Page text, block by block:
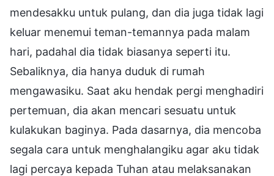
mendesakku untuk pulang, dan dia juga tidak lagi
keluar menemui teman-temannya pada malam
hari, padahal dia tidak biasanya seperti itu.
Sebaliknya, dia hanya duduk di rumah
mengawasiku. Saat aku hendak pergi menghadiri
pertemuan, dia akan mencari sesuatu untuk
kulakukan baginya. Pada dasarnya, dia mencoba
segala cara untuk menghalangiku agar aku tidak
lagi percaya kepada Tuhan atau melaksanakan